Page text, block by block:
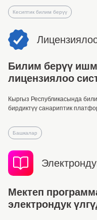
оптималдаштырууга
Кесиптик билим берүү
Билим берүү
лицензиялоо
Кыргыз Республикасында
бирдиктүү санариптик
Башкалар
Мектеп
электрондук